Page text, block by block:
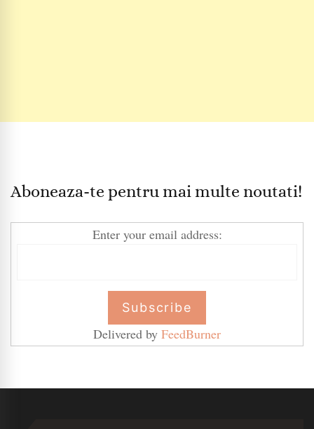
Aboneaza-te pentru mai multe noutati!
Enter your email address:
Delivered by FeedBurner